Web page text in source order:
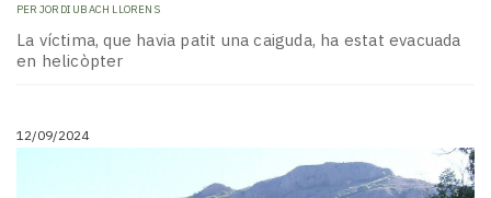
PER JORDI UBACH LLORENS
La víctima, que havia patit una caiguda, ha estat evacuada
en helicòpter
12/09/2024